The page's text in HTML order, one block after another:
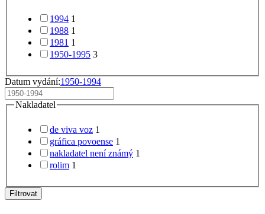
1994 1
1988 1
1981 1
1950-1995 3
Datum vydání:1950-1994
Nakladatel
de viva voz 1
gráfica povoense 1
nakladatel není známý 1
rolim 1
Filtrovat